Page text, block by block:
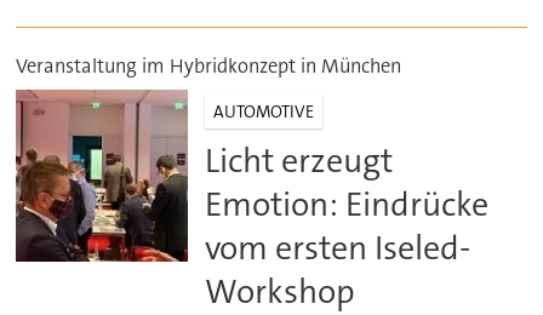
Veranstaltung im Hybridkonzept in München
AUTOMOTIVE
Licht erzeugt
Emotion: Eindrücke
vom ersten Iseled-
Workshop